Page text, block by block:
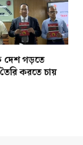
দেশ গড়তে
তৈরি করতে চায়